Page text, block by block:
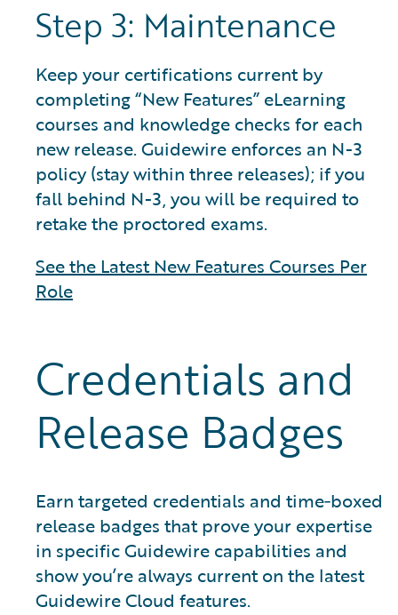
Step 3: Maintenance
Keep your certifications current by
completing “New Features” eLearning
courses and knowledge checks for each
new release. Guidewire enforces an N-3
policy (stay within three releases); if you
fall behind N-3, you will be required to
retake the proctored exams.
See the Latest New Features Courses Per
Role
Credentials and
Release Badges
Earn targeted credentials and time‑boxed
release badges that prove your expertise
in specific Guidewire capabilities and
show you’re always current on the latest
Guidewire Cloud features.